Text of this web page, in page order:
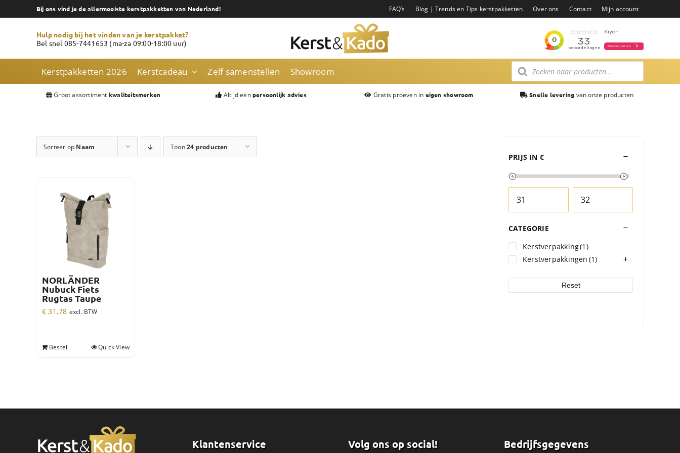
to
Bij ons vind je de allermooiste kerstpakketten van Nederland! FAQ’s Blog | Trends en Tips kerstpakketten Over ons Contact Mijn account
Hulp nodig bij het vinden van je kerstpakket?
Bel snel 085-7441653 (ma-za 09:00-18:00 uur)
Kerstpakketten 2026 Kerstcadeau Zelf samenstellen Showroom
Producten
zoeken
Groot assortiment kwaliteitsmerken Altijd een persoonlijk advies Gratis proeven in eigen showroom Snelle levering van onze producten
Sorteer op Naam Toon24 producten
NORLÄNDER
Nubuck Fiets
Rugtas Taupe
€ 31,78 excl. BTW
Bestel Quick View
PRIJS IN €
CATEGORIE
Kerstverpakking(1)
Kerstverpakkingen (1)
Reset
Klantenservice Volg ons op social! Bedrijfsgegevens